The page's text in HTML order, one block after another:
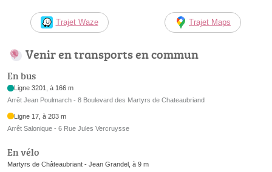
Trajet Waze Trajet Maps
Venir en transports en commun
En bus
Ligne 3201, à 166 m
Arrêt Jean Poulmarch - 8 Boulevard des Martyrs de Chateaubriand
Ligne 17, à 203 m
Arrêt Salonique - 6 Rue Jules Vercruysse
En vélo
Martyrs de Châteaubriant - Jean Grandel, à 9 m